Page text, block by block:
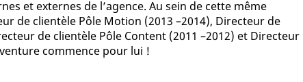
et externes de l’agence. Au sein de cette même
de clientèle Pôle Motion (2013 –2014), Directeur de
de clientèle Pôle Content (2011 –2012) et Directeur
commence pour lui !